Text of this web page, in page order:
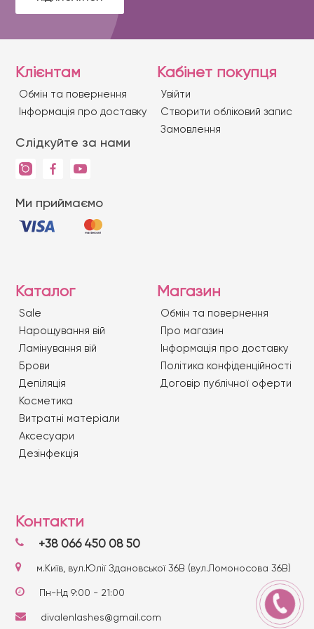
Клієнтам
Обмін та повернення
Iнформація про доставку
Слідкуйте за нами
Ми приймаємо
Кабінет покупця
Увійти
Створити обліковий запис
Замовлення
Каталог
Sale
Нарощування вій
Ламінування вій
Брови
Депіляція
Косметика
Витратні матеріали
Аксесуари
Дезінфекція
Магазин
Обмін та повернення
Про магазин
Iнформація про доставку
Політика конфіденційності
Договір публічної оферти
Контакти
+38 066 450 08 50
м.Київ, вул.Юлії Здановської 36В (вул.Ломоносова 36В)
Пн-Нд 9:00 - 21:00
divalenlashes@gmail.com